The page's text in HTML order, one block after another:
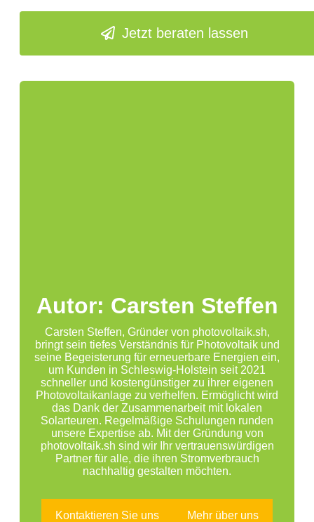
Jetzt beraten lassen
Autor: Carsten Steffen
Carsten Steffen, Gründer von photovoltaik.sh,
bringt sein tiefes Verständnis für Photovoltaik und
seine Begeisterung für erneuerbare Energien ein,
um Kunden in Schleswig-Holstein seit 2021
schneller und kostengünstiger zu ihrer eigenen
Photovoltaikanlage zu verhelfen. Ermöglicht wird
das Dank der Zusammenarbeit mit lokalen
Solarteuren. Regelmäßige Schulungen runden
unsere Expertise ab. Mit der Gründung von
photovoltaik.sh sind wir Ihr vertrauenswürdigen
Partner für alle, die ihren Stromverbrauch
nachhaltig gestalten möchten.
Kontaktieren Sie uns Mehr über uns